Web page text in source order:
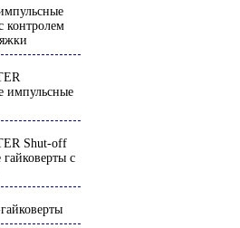
контролем
импульсные
Shut-off
с